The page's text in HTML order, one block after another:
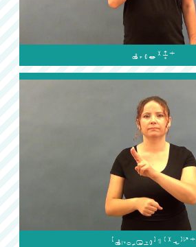

